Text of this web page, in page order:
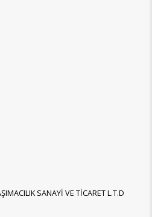
SANAYİ VE TİCARET L.T.D